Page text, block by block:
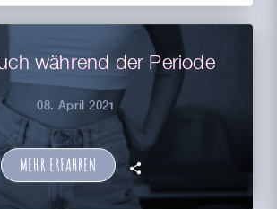
während der Periode
08. April 2021
MEHR ERFAHREN 🗣